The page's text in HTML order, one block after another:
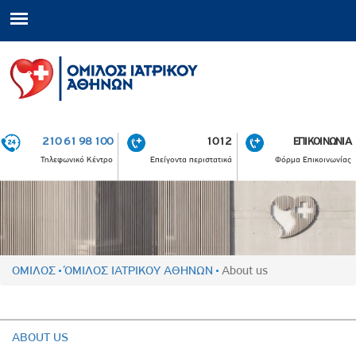
210 61 98 100
Τηλεφωνικό Κέντρο
1012
Επείγοντα περιστατικά
ΕΠΙΚΟΙΝΩΝΙΑ
Φόρμα Επικοινωνίας
ΟΜΙΛΟΣ ΌΜΙΛΟΣ ΙΑΤΡΙΚΟΥ ΑΘΗΝΩΝ About us
ABOUT US